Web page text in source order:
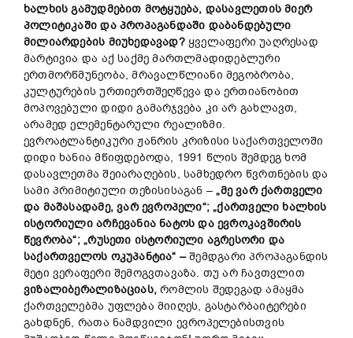
ხალხის გამუდმებით მოტყუება, დასავლეთის მიერ
პოლიტიკაში და პროპაგანდაში დაბანდებული
მილიარდების მიუხედავად?ყველაფერი უაღრესად
მარტივია და აქ საქმე მართლმადიდებლური
ერთმორწმუნეობა, მრავალწლიანი მეგობრობა,
კულტურების ურთიერთშეღწევა და ერთიანობით
მოპოვებული დიდი გამარჯვება კი არ გახლავთ,
არამედ ელემენტარული რეალიზმი.
ევროატლანტიკური ჟანრის კრიზისი საქართველოში
დიდი ხანია მწიფდებოდა, 1991 წლის შემდეგ ხომ
დასავლეთმა შეიარაღების, სამხედრო წვრთნების და
სამი პრიმიტიული თეზისისაგან –„მე ვარ ქართველი
და მაშასადამე, ვარ ევროპელი“; „ქართველი ხალხის
ისტორიული არჩევანია ნატოს და ევროკავშირის
წევრობა“; „რუსეთი ისტორიული აგრესორი და
საქართველოს ოკუპანტია“ –შემდგარი პროპაგანდის
მეტი ვერაფერი შემოგვთავაზა. თუ არ ჩავთვლით
ვიზალიბერალიზაციას,რომლის შედეგად ამაყმა
ქართველებმა უფლება მიიღეს, გასტარბაიტერები
გახდნენ, რათა ნამდვილი ევროპელებისთვის